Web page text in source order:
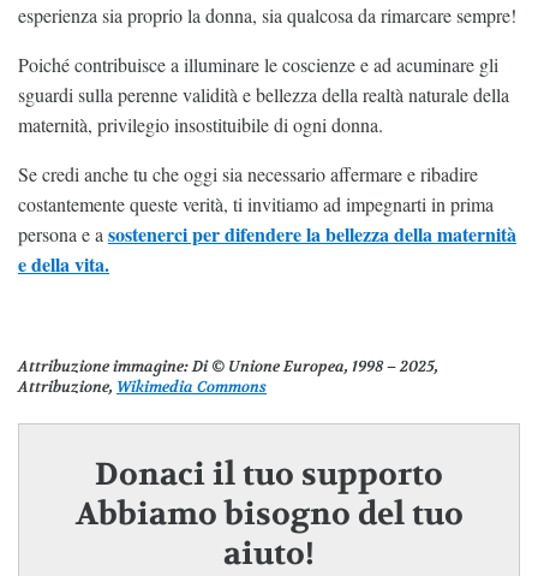
esperienza sia proprio la donna, sia qualcosa da rimarcare sempre!
Poiché contribuisce a illuminare le coscienze e ad acuminare gli
sguardi sulla perenne validità e bellezza della realtà naturale della
maternità, privilegio insostituibile di ogni donna.
Se credi anche tu che oggi sia necessario affermare e ribadire
costantemente queste verità, ti invitiamo ad impegnarti in prima
persona e a sostenerci per difendere la bellezza della maternità
e della vita.
Attribuzione immagine: Di © Unione Europea, 1998 – 2025,
Attribuzione, Wikimedia Commons
Donaci il tuo supporto
Abbiamo bisogno del tuo
aiuto!